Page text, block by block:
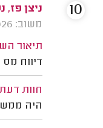
ניצן פז,
משוב: 11/06/2026
תיאור
דיווח
חוות
היה
10